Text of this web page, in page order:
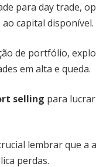
para day trade,
capital disponível.
de portfólio,
em alta e queda.
selling para
lembrar que a
perdas.